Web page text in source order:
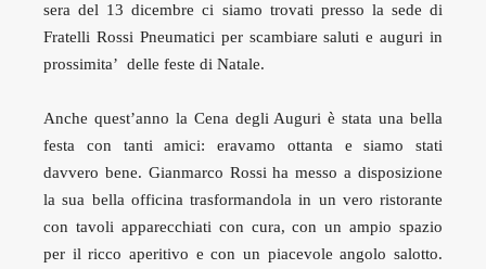
sera del 13 dicembre ci siamo trovati presso la sede di
Fratelli Rossi Pneumatici per scambiare saluti e auguri in
prossimita’ delle feste di Natale.
Anche quest’anno la Cena degli Auguri è stata una bella
festa con tanti amici: eravamo ottanta e siamo stati
davvero bene. Gianmarco Rossi ha messo a disposizione
la sua bella officina trasformandola in un vero ristorante
con tavoli apparecchiati con cura, con un ampio spazio
per il ricco aperitivo e con un piacevole angolo salotto.